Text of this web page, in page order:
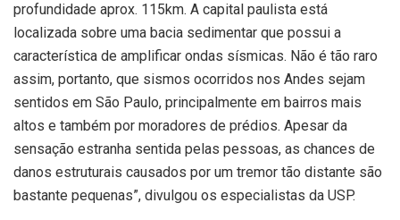
profundidade aprox. 115km. A capital paulista está
localizada sobre uma bacia sedimentar que possui a
característica de amplificar ondas sísmicas. Não é tão raro
assim, portanto, que sismos ocorridos nos Andes sejam
sentidos em São Paulo, principalmente em bairros mais
altos e também por moradores de prédios. Apesar da
sensação estranha sentida pelas pessoas, as chances de
danos estruturais causados por um tremor tão distante são
bastante pequenas”, divulgou os especialistas da USP.